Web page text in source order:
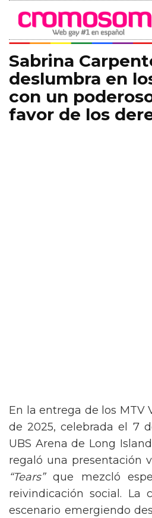
Sabrina
deslumbra en
con un
favor de los
En la entrega de los MTV
de 2025, celebrada el 7
UBS Arena de Long
regaló una presentación
“Tears”que mezcló
reivindicación social. La
escenario emergiendo